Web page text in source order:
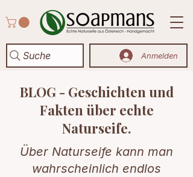
Suche Anmelden
BLOG - Geschichten und
Fakten über echte
Naturseife.
Über Naturseife kann man
wahrscheinlich endlos